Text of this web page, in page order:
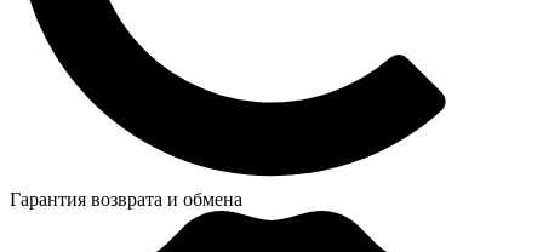
Гарантия возврата и обмена